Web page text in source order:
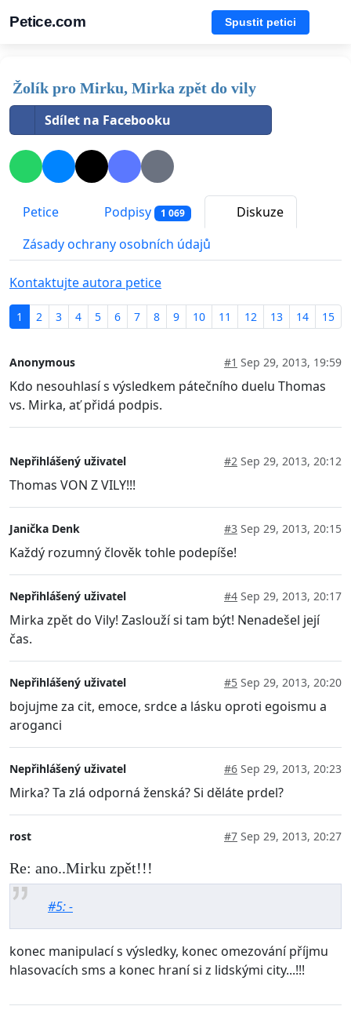
Petice.com Spustit petici
Žolík pro Mirku, Mirka zpět do vily
Sdílet na Facebooku
Petice Podpisy 1 069
Diskuze
Zásady ochrany osobních údajů
Kontaktujte autora petice
1 2 3 4 5 6 7 8 9 10 11 12 13 14 15
Anonymous #1 Sep 29, 2013, 19:59
Kdo nesouhlasí s výsledkem pátečního duelu Thomas
vs. Mirka, ať přidá podpis.
Nepřihlášený uživatel #2 Sep 29, 2013, 20:12
Thomas VON Z VILY!!!
Janička Denk #3 Sep 29, 2013, 20:15
Každý rozumný člověk tohle podepíše!
Nepřihlášený uživatel #4 Sep 29, 2013, 20:17
Mirka zpět do Vily! Zaslouží si tam být! Nenadešel její
čas.
Nepřihlášený uživatel #5 Sep 29, 2013, 20:20
bojujme za cit, emoce, srdce a lásku oproti egoismu a
aroganci
Nepřihlášený uživatel #6 Sep 29, 2013, 20:23
Mirka? Ta zlá odporná ženská? Si děláte prdel?
rost #7 Sep 29, 2013, 20:27
Re: ano..Mirku zpět!!!
#5: -
konec manipulací s výsledky, konec omezování příjmu
hlasovacích sms a konec hraní si z lidskými city...!!!